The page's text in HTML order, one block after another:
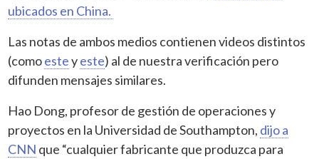
ubicados en China.
Las notas de ambos medios contienen videos distintos
(comoesteyeste) al de nuestra verificación pero
difunden mensajes similares.
Hao Dong, profesor de gestión de operaciones y
proyectos en la Universidad de Southampton, dijo a
CNN que “cualquier fabricante que produzca para